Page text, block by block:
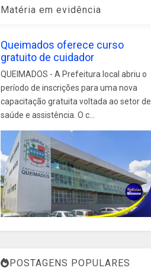
Matéria em evidência
Queimados oferece curso
gratuito de cuidador
QUEIMADOS - A Prefeitura local abriu o
período de inscrições para uma nova
capacitação gratuita voltada ao setor de
saúde e assistência. O c...
POSTAGENS POPULARES